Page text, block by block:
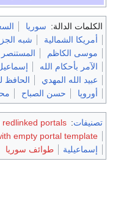
الكلمات الدالة: سوريا
أمريكا الشمالية
شبه
موسى الكاظم
المستنصر
الآمر بأحكام الله
عبيد الله المهدي
الحافظ
أوروپا
حسن الصباح
تصنيفات:
portals
empty portal template
إسماعيلية
طوائف سوريا